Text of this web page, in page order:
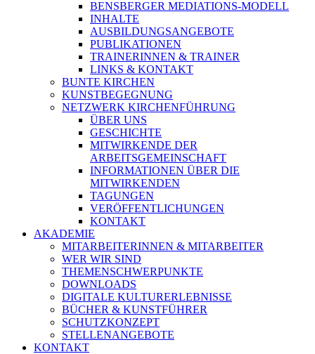
BENSBERGER MEDIATIONS-MODELL
INHALTE
AUSBILDUNGSANGEBOTE
PUBLIKATIONEN
TRAINERINNEN & TRAINER
LINKS & KONTAKT
BUNTE KIRCHEN
KUNSTBEGEGNUNG
NETZWERK KIRCHENFÜHRUNG
ÜBER UNS
GESCHICHTE
MITWIRKENDE DER
ARBEITSGEMEINSCHAFT
INFORMATIONEN ÜBER DIE
MITWIRKENDEN
TAGUNGEN
VERÖFFENTLICHUNGEN
KONTAKT
AKADEMIE
MITARBEITERINNEN & MITARBEITER
WER WIR SIND
THEMENSCHWERPUNKTE
DOWNLOADS
DIGITALE KULTURERLEBNISSE
BÜCHER & KUNSTFÜHRER
SCHUTZKONZEPT
STELLENANGEBOTE
KONTAKT